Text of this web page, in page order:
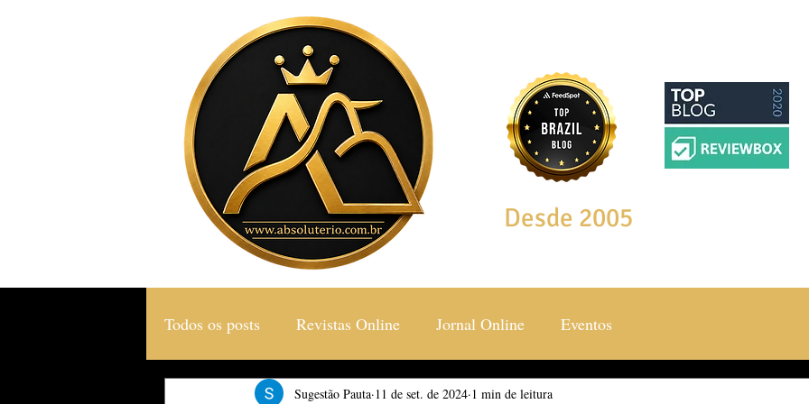
Desde 2005
Todos os posts Revistas Online Jornal Online Eventos
Gastronomia & Turismo Social & Estilos Saúde & Bem Estar
Sugestão Pauta 11 de set. de 2024 1 min de leitura